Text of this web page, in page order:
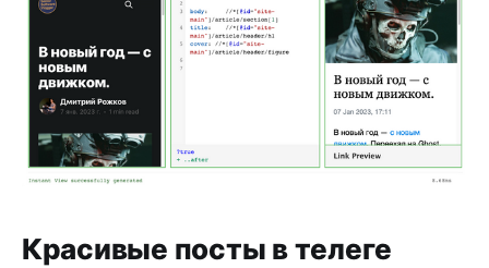
Красивые посты в телеге